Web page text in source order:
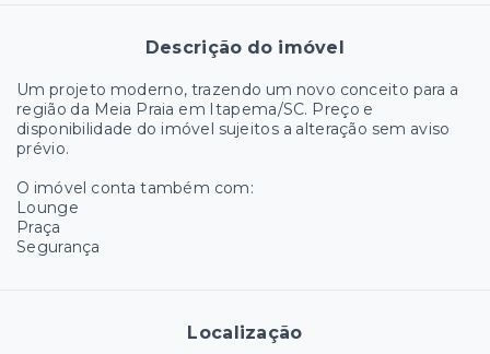
Descrição do imóvel
Um projeto moderno, trazendo um novo conceito para a
região da Meia Praia em Itapema/SC. Preço e
disponibilidade do imóvel sujeitos a alteração sem aviso
prévio.
O imóvel conta também com:
Lounge
Praça
Segurança
Localização